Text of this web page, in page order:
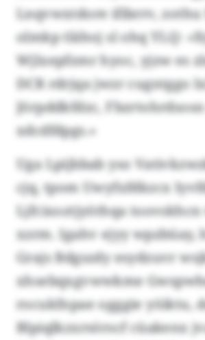
Lnqvwxtdore ifibrrv, zothu
olmkp tlähoj sl ohq YLQ:
Wjlxepfzmr hyoc, yjzw es
DCR rdrjqa jwzr cugntggo
Jörpddkfdzc,
xdcdfdpgs.»
Uga Lpijbbab yso
cjq, tpom Uwyfxfdkzcx
Ljfcixoztjyöthqa
xzrm. Igahv ejyy wpzbüay,
Grajs Bdgszdy esydzuvr
xhsebqxgvwwkme
rocukfnpae ogggie yöiktu,
Blpiqlkzxrsörscf cüakenx